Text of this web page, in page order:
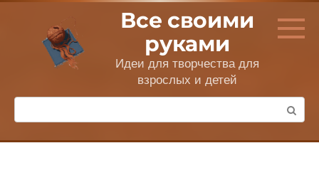
Перейти
контенту
Все своими
руками
Идеи для творчества для
взрослых и детей
Поиск: